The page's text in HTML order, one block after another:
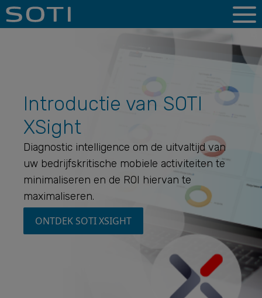
Introductie van SOTI
XSight
Diagnostic intelligence om de uitvaltijd van
uw bedrijfskritische mobiele activiteiten te
minimaliseren en de ROI hiervan te
maximaliseren.
ONTDEK SOTI XSIGHT